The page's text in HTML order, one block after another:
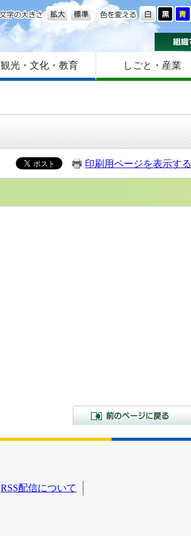
色を変える
文字の大きさ
観光・文化・教育 しごと・産業
印刷用ページを表示する
RSS配信について